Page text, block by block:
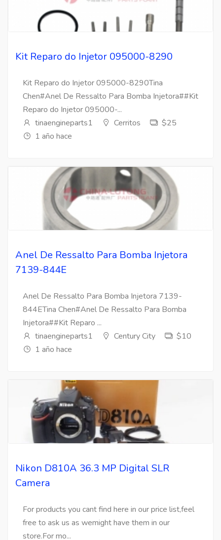
Kit Reparo do Injetor 095000-8290
Kit Reparo do Injetor 095000-8290Tina
Chen#Anel De Ressalto Para Bomba Injetora##Kit
Reparo do Injetor 095000-...
tinaengineparts1
Cerritos
$25
1 año hace
Anel De Ressalto Para Bomba Injetora
7139-844E
Anel De Ressalto Para Bomba Injetora 7139-
844ETina Chen#Anel De Ressalto Para Bomba
Injetora##Kit Reparo ...
tinaengineparts1
Century City
$10
1 año hace
Nikon D810A 36.3 MP Digital SLR
Camera
For products you cant find here in our price list,feel
free to ask us as wemight have them in our
store.For mo...